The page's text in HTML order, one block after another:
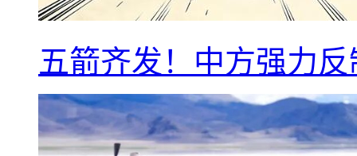
五箭齐发！中方强力